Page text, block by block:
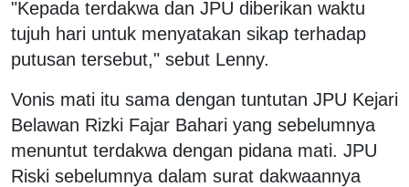
"Kepada terdakwa dan JPU diberikan waktu
tujuh hari untuk menyatakan sikap terhadap
putusan tersebut," sebut Lenny.
Vonis mati itu sama dengan tuntutan JPU Kejari
Belawan Rizki Fajar Bahari yang sebelumnya
menuntut terdakwa dengan pidana mati. JPU
Riski sebelumnya dalam surat dakwaannya